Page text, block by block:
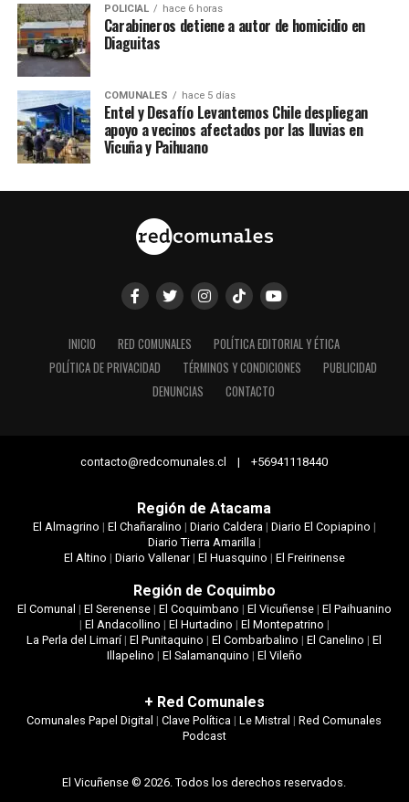
POLICIAL hace 6 horas
Carabineros detiene a autor de homicidio en
Diaguitas
COMUNALES hace 5 días
Entel y Desafío Levantemos Chile despliegan
apoyo a vecinos afectados por las lluvias en
Vicuña y Paihuano
INICIO RED COMUNALES
POLÍTICA EDITORIAL Y ÉTICA
POLÍTICA DE PRIVACIDAD
TÉRMINOS Y CONDICIONES
PUBLICIDAD
DENUNCIAS
CONTACTO
contacto@redcomunales.cl | +56941118440
Región de Atacama
El Almagrino | El Chañaralino | Diario Caldera | Diario El Copiapino |
Diario Tierra Amarilla |
El Altino | Diario Vallenar| El Huasquino | El Freirinense
Región de Coquimbo
El Comunal | El Serenense| El Coquimbano | El Vicuñense| El Paihuanino
| El Andacollino | El Hurtadino | El Montepatrino |
La Perla del Limarí|El Punitaquino |El Combarbalino |El Canelino |El
Illapelino | El Salamanquino | El Vileño
+ Red Comunales
Comunales Papel Digital |Clave Política |Le Mistral |Red Comunales
Podcast
El Vicuñense © 2026. Todos los derechos reservados.